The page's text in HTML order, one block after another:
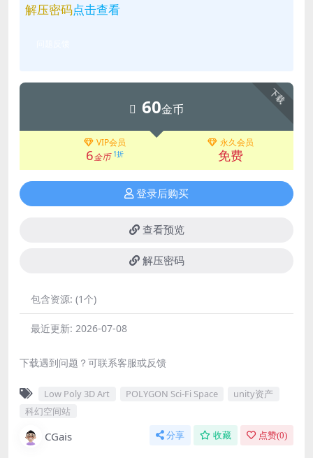
解压密码点击查看
下载
60金币
VIP会员
6金币 1折
永久会员
免费
登录后购买
查看预览
解压密码
包含资源: (1个)
最近更新: 2026-07-08
下载遇到问题？可联系客服或反馈
Low Poly 3D Art POLYGON Sci-Fi Space
unity资产
科幻空间站
CGais 分享 收藏 点赞(0)